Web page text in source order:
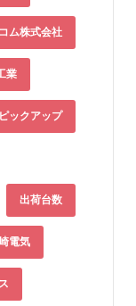
ム株式会社
業
ピックアップ
出荷台数
電気